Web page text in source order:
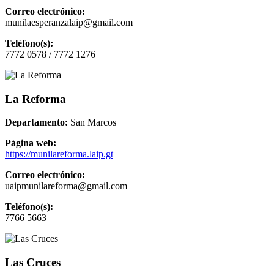
Correo electrónico:
munilaesperanzalaip@gmail.com
Teléfono(s):
7772 0578 / 7772 1276
La Reforma
Departamento: San Marcos
Página web:
https://munilareforma.laip.gt
Correo electrónico:
uaipmunilareforma@gmail.com
Teléfono(s):
7766 5663
Las Cruces